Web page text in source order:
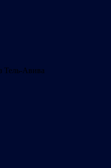
Тель-Авива